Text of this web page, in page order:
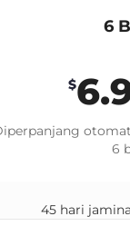
6
$
6
45 hari